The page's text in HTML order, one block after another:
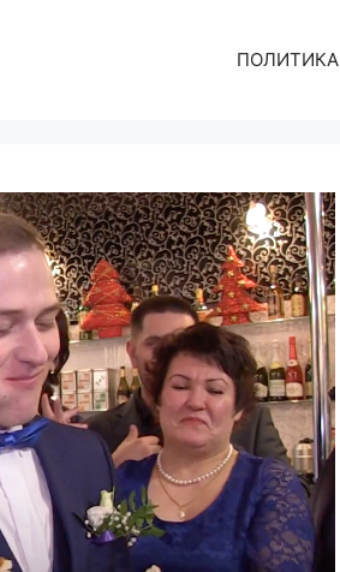
ПОЛИТИКА